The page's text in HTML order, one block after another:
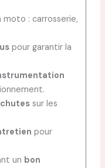
moto : carrosserie,
pour garantir la
sur les
pour
un bon